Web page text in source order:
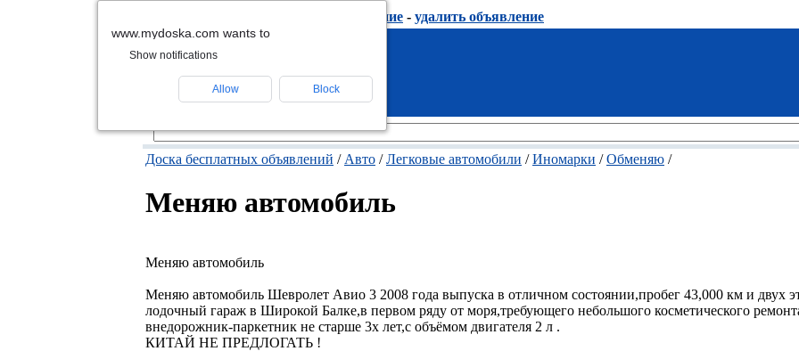
подать объявление - удалить объявление
Доска бесплатных объявлений / Авто /Легковые автомобили /Иномарки /Обменяю /
Меняю автомобиль
Меняю автомобиль
Меняю автомобиль Шевролет Авио 3 2008 года выпуска в отличном состоянии,пробег 43,000 км и двух
лодочный гараж в Широкой Балке,в первом ряду от моря,требующего небольшого косметического
внедорожник-паркетник не старше 3х лет,с объёмом двигателя 2 л .
КИТАЙ НЕ ПРЕДЛОГАТЬ !
www.mydoska.com wants to
Show notifications
Allow Block